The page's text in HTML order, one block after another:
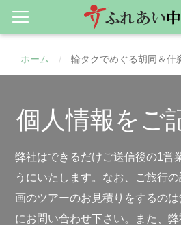
ホーム / 輪タクでめぐる胡同＆什
個人情報をご
弊社はできるだけご送信後の1営
うにいたします。なお、ご旅行
画のツアーのお見積りをするの
にお問い合わせ下さい。また、